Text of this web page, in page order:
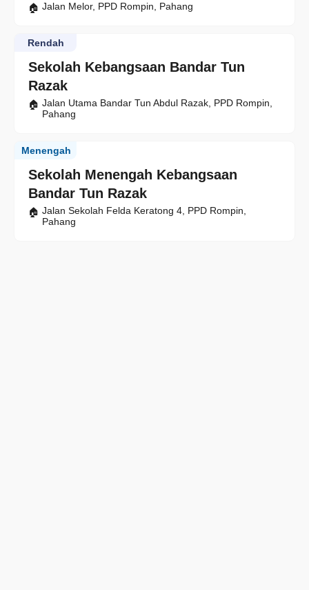
Jalan Melor, PPD Rompin, Pahang
Sekolah Kebangsaan Bandar Tun
Razak
Rendah
Jalan Utama Bandar Tun Abdul Razak, PPD Rompin,
Pahang
Sekolah Menengah Kebangsaan
Bandar Tun Razak
Menengah
Jalan Sekolah Felda Keratong 4, PPD Rompin,
Pahang